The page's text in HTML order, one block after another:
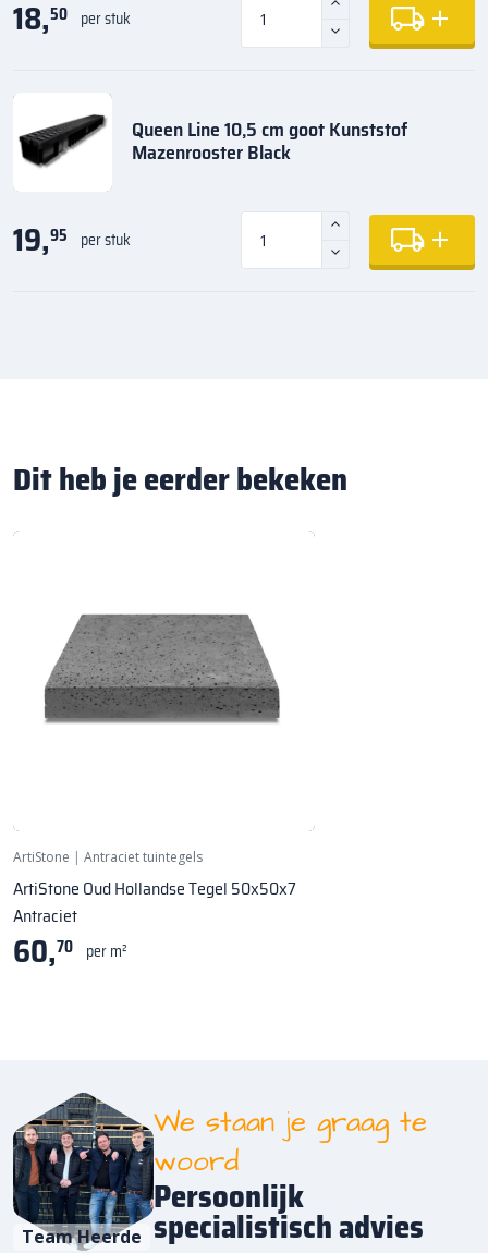
18,50 per stuk
Queen Line 10,5 cm goot Kunststof
Mazenrooster Black
19,95 per stuk
Dit heb je eerder bekeken
ArtiStone | Antraciet tuintegels
ArtiStone Oud Hollandse Tegel 50x50x7
Antraciet
60,70 per m²
Team Heerde
We staan je graag te
woord
Persoonlijk
specialistisch advies